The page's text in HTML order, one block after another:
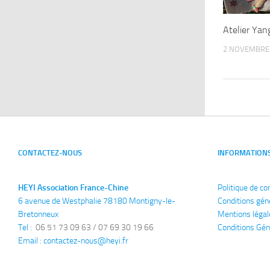
Atelier
2
CONTACTEZ-NOUS
HEYI Association France-Chine
6 avenue de Westphalie 78180 Montigny-le-
Bretonneux
Tel : 06 51 73 09 63 / 07 69 30 19 66
Email : contactez-nous@heyi.fr
Politique de
Conditions
Mentions
Conditions